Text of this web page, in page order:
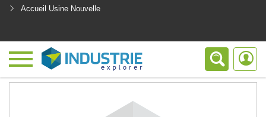
Accueil Usine Nouvelle